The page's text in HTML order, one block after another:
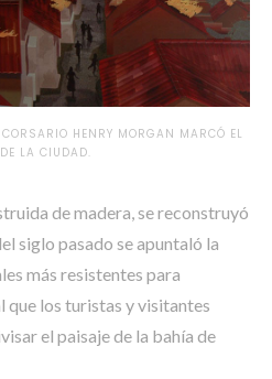
HENRY MORGAN MARCÓ EL
LA CIUDAD.
de madera, se reconstruyó
siglo pasado se apuntaló la
más resistentes para
que los turistas y visitantes
el paisaje de la bahía de